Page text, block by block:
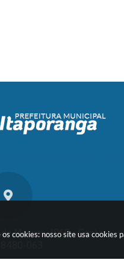
cookies: nosso site usa cookies
Moraes, 1060 - Centro